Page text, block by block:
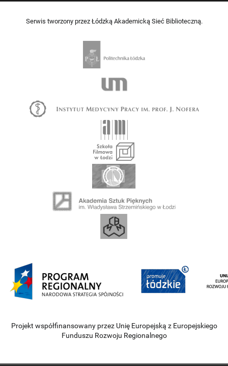
Serwis tworzony przez Łódzką Akademicką Sieć Biblioteczną.
Projekt współfinansowany przez Unię Europejską z Europejskiego
Funduszu Rozwoju Regionalnego